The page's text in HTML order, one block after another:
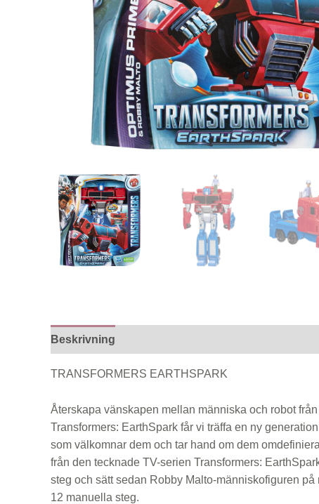
Beskrivning
TRANSFORMERS EARTHSPARK
Återskapa vänskapen mellan människa och robot
Transformers: EarthSpark får vi träffa en ny
som välkomnar dem och tar hand om dem
från den tecknade TV-serien Transformers:
steg och sätt sedan Robby Malto-människofiguren
12 manuella steg.